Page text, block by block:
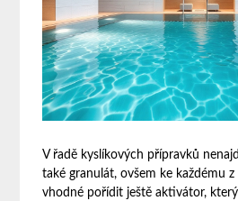
V řadě kyslíkových přípravků
také granulát, ovšem ke každému
vhodné pořídit ještě aktivátor,